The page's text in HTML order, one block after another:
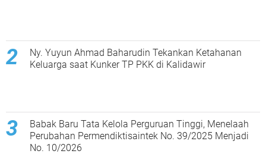
Ny. Yuyun Ahmad Baharudin Tekankan Ketahanan
Keluarga saat Kunker TP PKK di Kalidawir
Babak Baru Tata Kelola Perguruan Tinggi, Menelaah
Perubahan Permendiktisaintek No. 39/2025 Menjadi
No. 10/2026